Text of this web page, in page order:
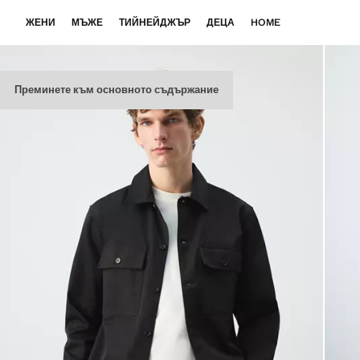
Преминете към основното съдържание
ЖЕНИ МЪЖЕ ТИЙНЕЙДЖЪР ДЕЦА HOME